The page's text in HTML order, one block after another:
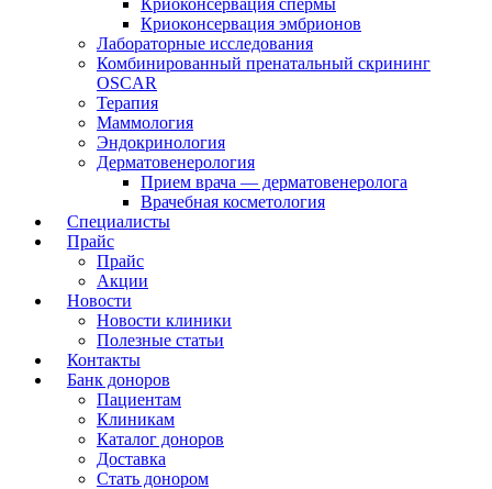
Криоконсервация спермы
Криоконсервация эмбрионов
Лабораторные исследования
Комбинированный пренатальный скрининг
OSCAR
Терапия
Маммология
Эндокринология
Дерматовенерология
Прием врача — дерматовенеролога
Врачебная косметология
Специалисты
Прайс
Прайс
Акции
Новости
Новости клиники
Полезные статьи
Контакты
Банк доноров
Пациентам
Клиникам
Каталог доноров
Доставка
Стать донором